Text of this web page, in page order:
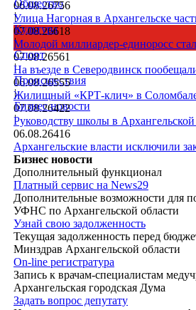
Общество
|
Культура
|
Спорт
|
Происшествия
|
Бизнес новости
|
06.08.26756
Улица Нагорная в Архангельске
07.08.26618
Молодой миллиардер-единоросс
07.08.26561
На въезде в Северодвинск
06.08.26555
Жилищный «КРТ-клич» в Соломбале
07.08.26422
Руководству школы в
06.08.26416
Архангельские власти исключили
Бизнес новости
Дополнительный функционал
Платный сервис на News29
Дополнительные возможности для
УФНС по Архангельской области
Узнай свою задолженность
Текущая задолженность перед
Минздрав Архангельской области
On-line регистратура
Запись к врачам-специалистам
Архангельская городская Дума
Задать вопрос депутату